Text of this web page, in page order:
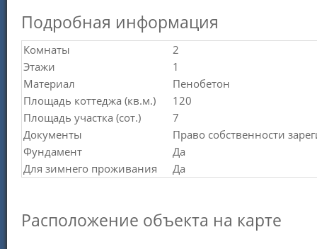
Подробная информация
Комнаты
2
Этажи
1
Материал
Пенобетон
Площадь коттеджа (кв.м.)
120
Площадь участка (сот.)
7
Документы
Право собственности
Фундамент
Да
Для зимнего проживания
Да
Расположение объекта на карте